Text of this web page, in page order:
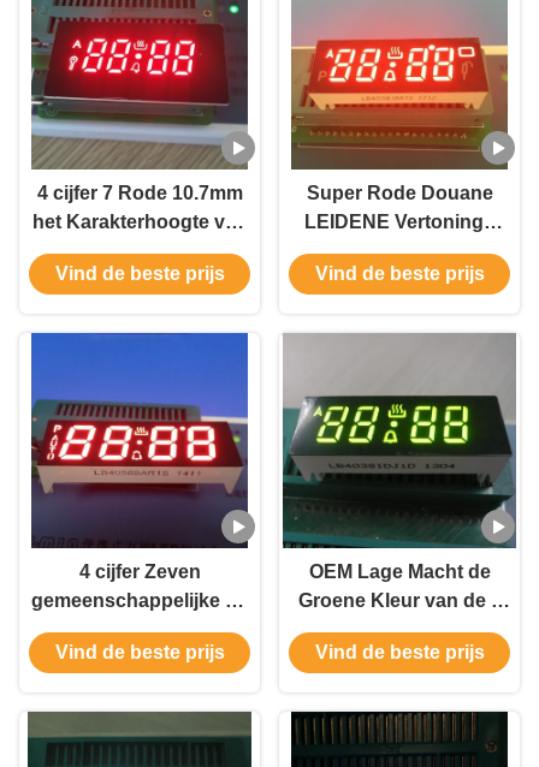
4 cijfer 7 Rode 10.7mm
het Karakterhoogte van
Segment Numerieke
Vertoning ultra voor
Vind de beste prijs
Super Rode Douane
LEIDENE Vertonings
Gemeenschappelijke
Anode 4 Cijfer
Segmentonderdompeling
Vind de beste prijs
4 cijfer Zeven
gemeenschappelijke de
anode+120c Werkende
Temperatuur van de
Vind de beste prijs
OEM Lage Macht de
Groene Kleur van de 7
Segmentvertoning, 0,38
Duim
Anode 7
Segmentvertoning
Vind de beste prijs